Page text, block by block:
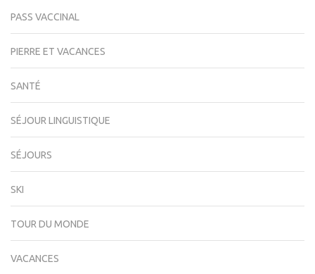
PASS VACCINAL
PIERRE ET VACANCES
SANTÉ
SÉJOUR LINGUISTIQUE
SÉJOURS
SKI
TOUR DU MONDE
VACANCES